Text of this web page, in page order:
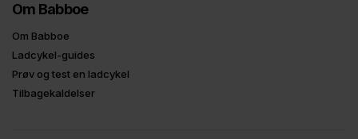
Om Babboe
Om Babboe
Ladcykel-guides
Prøv og test en ladcykel
Tilbagekaldelser